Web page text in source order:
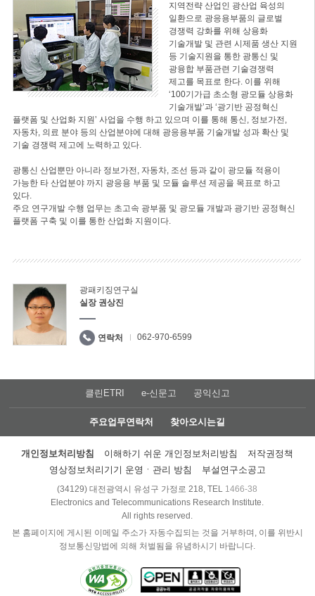
지역전략 산업인 광산업 육성의
일환으로 광응용부품의 글로벌
경쟁력 강화를 위해 상용화
기술개발 및 관련 시제품 생산 지원
등 기술지원을 통한 광통신 및
광융합 부품관련 기술경쟁력
제고를 목표로 한다. 이를 위해
‘100기가급 초소형 광모듈 상용화
기술개발’과 ‘광기반 공정혁신
플랫폼 및 산업화 지원’ 사업을 수행 하고 있으며 이를 통해 통신, 정보가전,
자동차, 의료 분야 등의 산업분야에 대해 광응용부품 기술개발 성과 확산 및
기술 경쟁력 제고에 노력하고 있다.
광통신 산업뿐만 아니라 정보가전, 자동차, 조선 등과 같이 광모듈 적용이
가능한 타 산업분야 까지 광응용 부품 및 모듈 솔루션 제공을 목표로 하고
있다.
주요 연구개발 수행 업무는 초고속 광부품 및 광모듈 개발과 광기반 공정혁신
플랫폼 구축 및 이를 통한 산업화 지원이다.
광패키징연구실
실장 권상진
연락처 062-970-6599
클린ETRI e-신문고 공익신고
주요업무연락처 찾아오시는길
개인정보처리방침 이해하기 쉬운 개인정보처리방침
저작권정책
영상정보처리기기 운영ㆍ관리 방침
부설연구소공고
(34129) 대전광역시 유성구 가정로 218, TEL 1466-38
Electronics and Telecommunications Research Institute.
All rights reserved.
본 홈페이지에 게시된 이메일 주소가 자동수집되는 것을 거부하며, 이를 위반시
정보통신망법에 의해 처벌됨을 유념하시기 바랍니다.